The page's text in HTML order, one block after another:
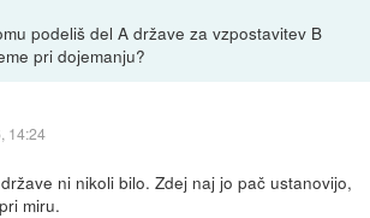
podeliš del A države za vzpostavitev B
pri dojemanju?
14:24
ni nikoli bilo. Zdej naj jo pač ustanovijo,
miru.